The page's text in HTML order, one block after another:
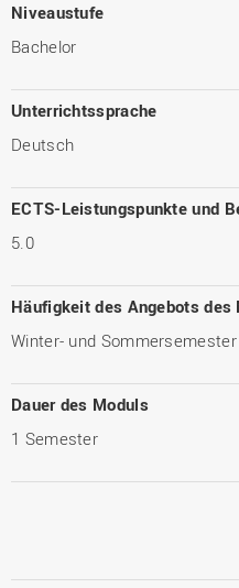
Niveaustufe
Bachelor
Unterrichtssprache
Deutsch
ECTS-Leistungspunkte und
5.0
Häufigkeit des Angebots des
Winter- und Sommersemester
Dauer des Moduls
1 Semester